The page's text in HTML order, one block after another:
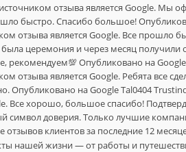
отзыва является Google. Мы
быстро. Спасибо большое!
отзыва является Google. Все прошло
церемония и через месяц получили
рекомендуем💯 Опубликовано на
отзыва является Google. Ребята все
Опубликовано на Google Tal0404
Все хорошо, большое спасибо!
символ доверия. Только лучшие
клиентов за последние 12
нашей жизни — от работы и